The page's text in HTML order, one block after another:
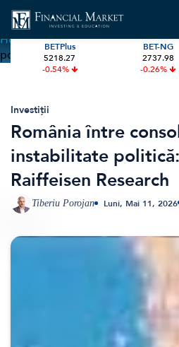
Home»România între
politică: Ce ne spune Raiffeisen
PIATA DE CAPITAL
Investiții
International
BVB Recap
Bursa
Acțiunea Zilei
BETPlus
5218.27
-0.54%
BET-NG
2737.98
-0.26%
Investiții
România între
instabilitate
Raiffeisen Research
Tiberiu Porojan Luni, Mai 11, 2026